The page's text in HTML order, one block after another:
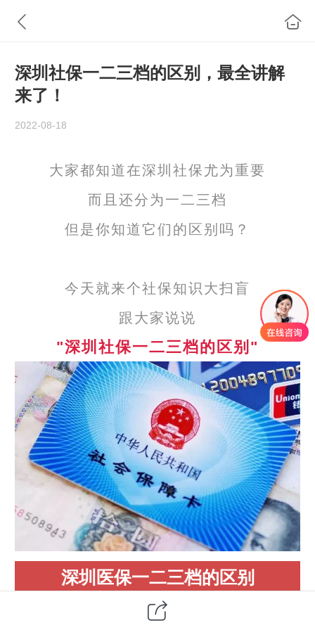
深圳社保一二三档的区别，最全讲解
来了！
2022-08-18
大家都知道在深圳社保尤为重要
而且还分为一二三档
但是你知道它们的区别吗？
今天就来个社保知识大扫盲
跟大家说说
"深圳社保一二三档的区别"
深圳医保一二三档的区别